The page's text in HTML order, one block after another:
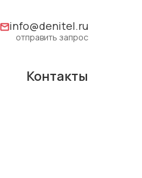
info@denitel.ru
отправить запрос
Контакты